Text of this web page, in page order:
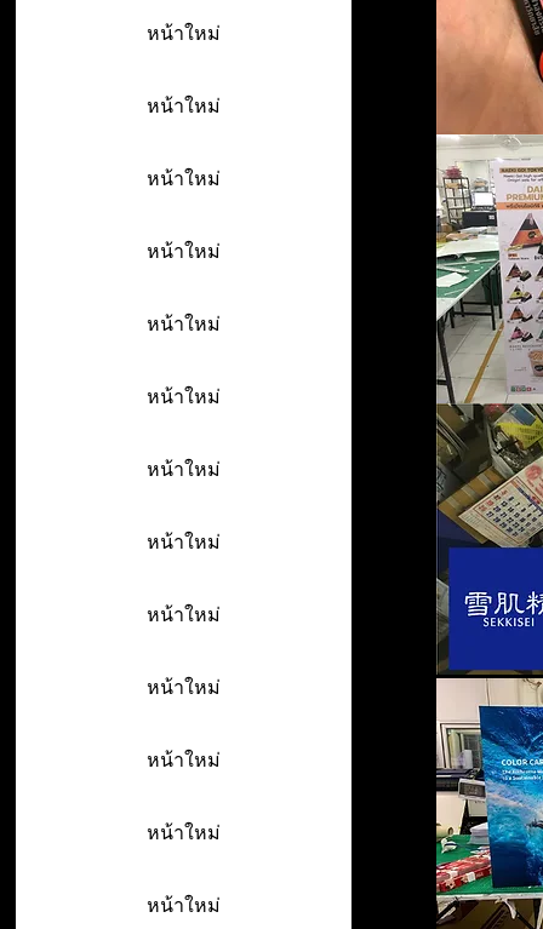
หน้าใหม่
หน้าใหม่
หน้าใหม่
หน้าใหม่
หน้าใหม่
หน้าใหม่
หน้าใหม่
หน้าใหม่
หน้าใหม่
หน้าใหม่
หน้าใหม่
หน้าใหม่
หน้าใหม่